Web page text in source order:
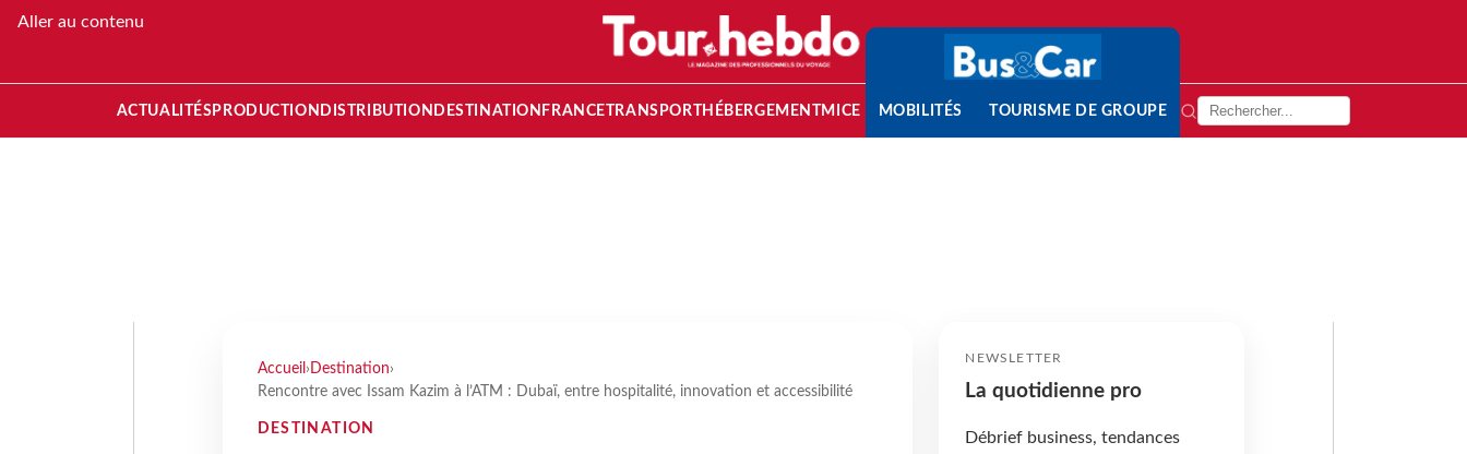
Aller au contenu
ACTUALITÉS PRODUCTION DISTRIBUTION DESTINATION FRANCETRANSPORT HÉBERGEMENTMICE MOBILITÉS TOURISME DE GROUPE
Accueil › Destination›
Rencontre avec Issam Kazim à l’ATM : Dubaï, entre hospitalité, innovation et accessibilité
DESTINATION
NEWSLETTER
La quotidienne pro
Débrief business, tendances